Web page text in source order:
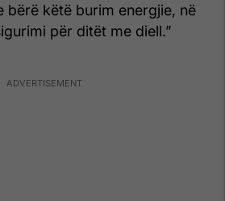
bërë këtë burim energjie, në
për ditët me diell.”